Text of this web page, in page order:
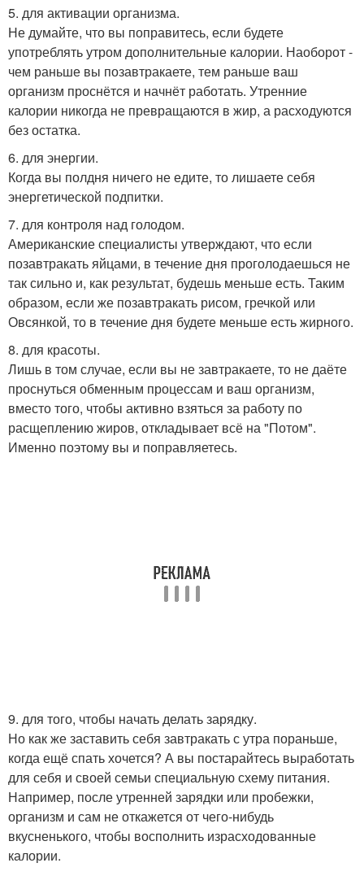
5. для активации организма.
Не думайте, что вы поправитесь, если будете
употреблять утром дополнительные калории. Наоборот -
чем раньше вы позавтракаете, тем раньше ваш
организм проснётся и начнёт работать. Утренние
калории никогда не превращаются в жир, а расходуются
без остатка.
6. для энергии.
Когда вы полдня ничего не едите, то лишаете себя
энергетической подпитки.
7. для контроля над голодом.
Американские специалисты утверждают, что если
позавтракать яйцами, в течение дня проголодаешься не
так сильно и, как результат, будешь меньше есть. Таким
образом, если же позавтракать рисом, гречкой или
Овсянкой, то в течение дня будете меньше есть жирного.
8. для красоты.
Лишь в том случае, если вы не завтракаете, то не даёте
проснуться обменным процессам и ваш организм,
вместо того, чтобы активно взяться за работу по
расщеплению жиров, откладывает всё на "Потом".
Именно поэтому вы и поправляетесь.
9. для того, чтобы начать делать зарядку.
Но как же заставить себя завтракать с утра пораньше,
когда ещё спать хочется? А вы постарайтесь выработать
для себя и своей семьи специальную схему питания.
Например, после утренней зарядки или пробежки,
организм и сам не откажется от чего-нибудь
вкусненького, чтобы восполнить израсходованные
калории.